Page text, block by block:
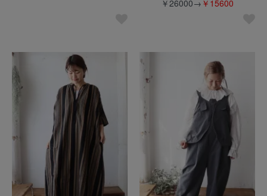
￥26000→ ￥15600